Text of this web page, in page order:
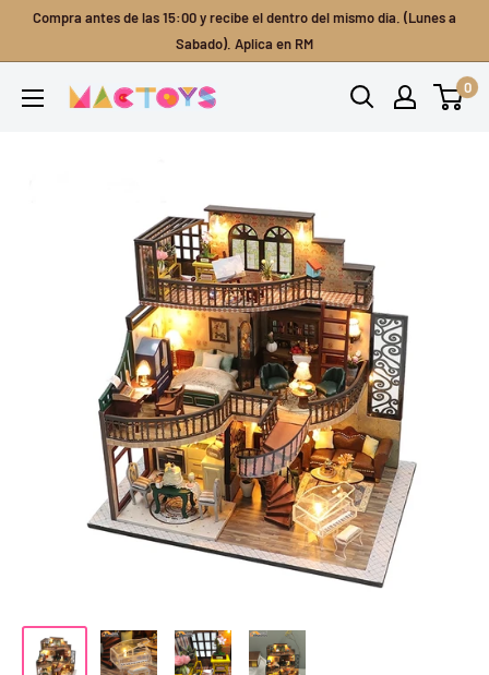
contenido
Compra antes de las 15:00 y recibe el dentro del mismo dia. (Lunes a
Sabado). Aplica en RM
Mactoys
0